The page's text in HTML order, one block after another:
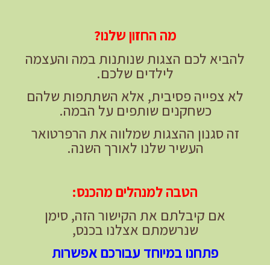
מה החזון שלנו?
להביא לכם הצגות שנותנות במה והעצמה
לילדים שלכם.
לא צפייה פסיבית, אלא השתתפות שלהם
כשחקנים שותפים על הבמה.
זה סגנון ההצגות שמלווה את הרפרטואר
העשיר שלנו לאורך השנה.
הטבה למנהלים מהכנס:
אם קיבלתם את הקישור הזה, סימן
שנרשמתם אצלנו בכנס,
פתחנו במיוחד עבורכם אפשרות